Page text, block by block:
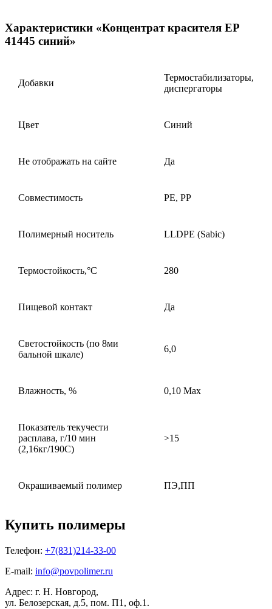
Характеристики «Концентрат красителя EP
41445 синий»
Добавки
Термостабилизаторы,
диспергаторы
Цвет Синий
Не отображать на сайте Да
Совместимость PE, PP
Полимерный носитель LLDPE (Sabic)
Термостойкость,°С 280
Пищевой контакт Да
Светостойкость (по 8ми
бальной шкале)
6,0
Влажность, % 0,10 Max
Показатель текучести
расплава, г/10 мин
(2,16кг/190С)
>15
Окрашиваемый полимер ПЭ,ПП
Купить полимеры
Телефон: +7(831)214-33-00
E-mail: info@povpolimer.ru
Адрес: г. Н. Новгород,
ул. Белозерская, д.5, пом. П1, оф.1.